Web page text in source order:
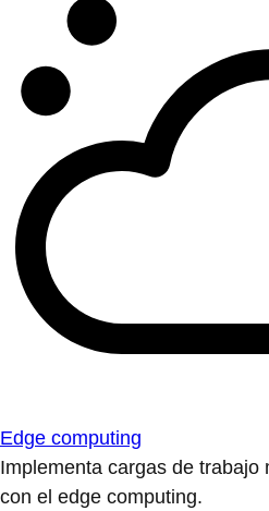
Edge computing
Implementa cargas de trabajo
con el edge computing.